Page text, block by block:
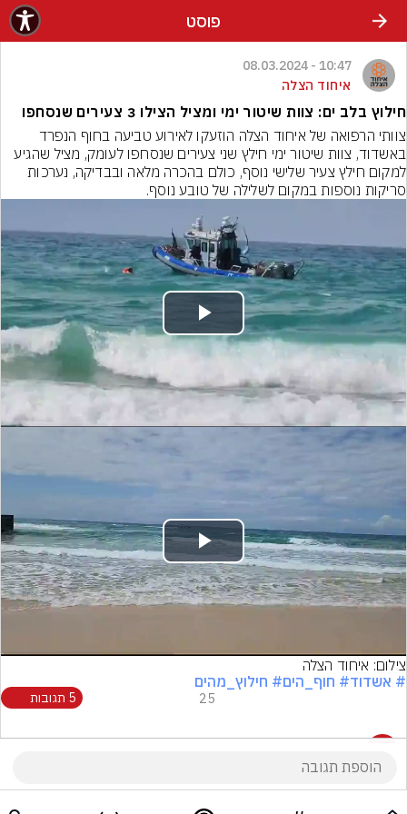
פוסט
10:47 - 08.03.2024
איחוד הצלה
חילוץ בלב ים: צוות שיטור ימי ומציל הצילו 3 צעירים שנסחפו
באשדוד, צוות שיטור ימי חילץ שני צעירים שנסחפו לעומק, מציל שהגיע
למקום חילץ צעיר שלישי נוסף, כולם בהכרה מלאה ובבדיקה, נערכות
סריקות נוספות במקום לשלילה של טובע נוסף.
Play
Video
Play
Video
צילום: איחוד הצלה
# אשדוד# חוף_הים# חילוץ_מהים
25 5 תגובות